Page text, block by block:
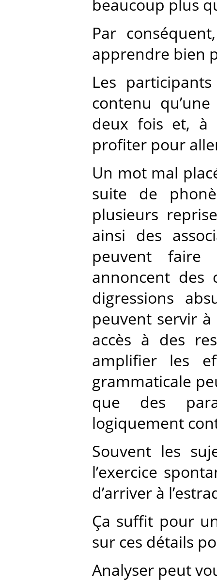
beaucoup plus
Par
apprendre bien
Les
contenu
deux fois et, à
profiter pour
Un mot mal
suite de
plusieurs
ainsi des
peuvent faire
annoncent des
digressions
peuvent servir
accès à des
amplifier les
grammaticale
que des
logiquement
Souvent les
l’exercice
d’arriver à
Ça suffit pour
sur ces détails
Analyser peut